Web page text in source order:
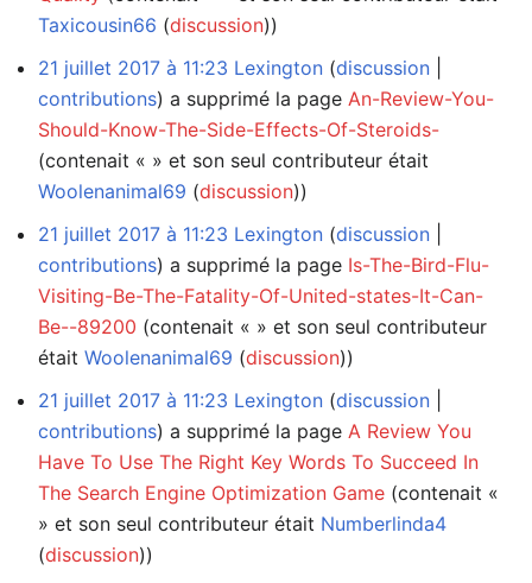
Taxicousin66 (discussion))
21 juillet 2017 à 11:23 Lexington discussion
contributions a supprimé la page An-Review-You-
Should-Know-The-Side-Effects-Of-Steroids-
(contenait « » et son seul contributeur était
Woolenanimal69 (discussion))
21 juillet 2017 à 11:23 Lexington discussion
contributions a supprimé la page Is-The-Bird-Flu-
Visiting-Be-The-Fatality-Of-United-states-It-Can-
Be--89200 (contenait « » et son seul contributeur
était Woolenanimal69 (discussion))
21 juillet 2017 à 11:23 Lexington discussion
contributions a supprimé la page A Review You
Have To Use The Right Key Words To Succeed In
The Search Engine Optimization Game (contenait «
» et son seul contributeur était Numberlinda4
(discussion))